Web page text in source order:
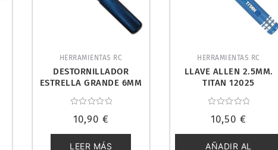
HERRAMIENTAS RC
DESTORNILLADOR
ESTRELLA GRANDE 6MM
con
de
5
10,90 €
LEER MÁS
HERRAMIENTAS RC
LLAVE ALLEN 2.5MM.
TITAN 12025
con
de
5
10,50€
AÑADIR AL